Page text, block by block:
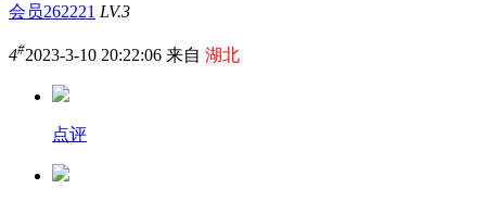
会员262221 LV.3
4#2023-3-10 20:22:06 来自 湖北
点评